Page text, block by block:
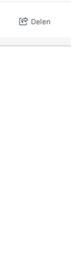
Delen